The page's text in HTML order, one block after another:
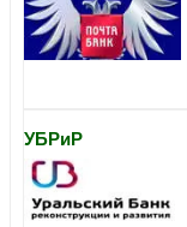
УБРиР